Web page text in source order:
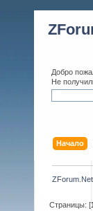
Добро
Не
Начало
Страницы: [